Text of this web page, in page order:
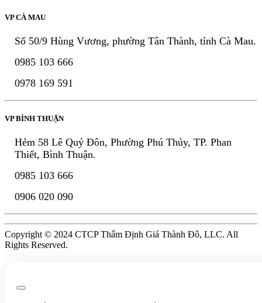
VP CÀ MAU
Số 50/9 Hùng Vương, phường Tân Thành, tỉnh Cà Mau.
0985 103 666
0978 169 591
VP BÌNH THUẬN
Hẻm 58 Lê Quý Đôn, Phường Phú Thủy, TP. Phan
Thiết, Bình Thuận.
0985 103 666
0906 020 090
Copyright © 2024 CTCP Thẩm Định Giá Thành Đô, LLC. All
Rights Reserved.